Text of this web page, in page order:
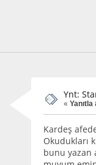
Ynt:
« Yanıtla
Kardeş
Okudukları
bunu yazan